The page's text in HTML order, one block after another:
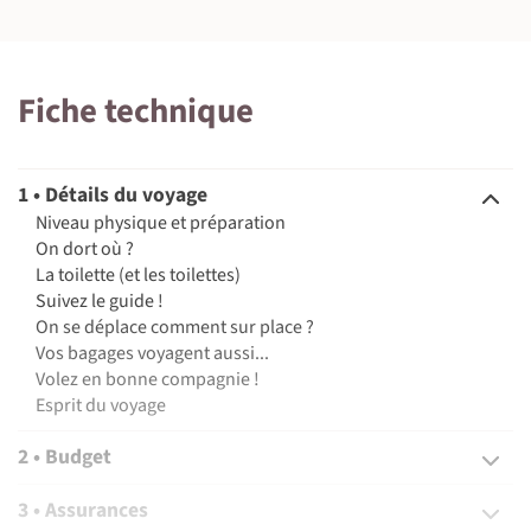
©
Fiche technique
1 • Détails du voyage
Niveau physique et préparation
On dort où ?
La toilette (et les toilettes)
Suivez le guide !
On se déplace comment sur place ?
Vos bagages voyagent aussi...
Volez en bonne compagnie !
Esprit du voyage
2 • Budget
3 • Assurances